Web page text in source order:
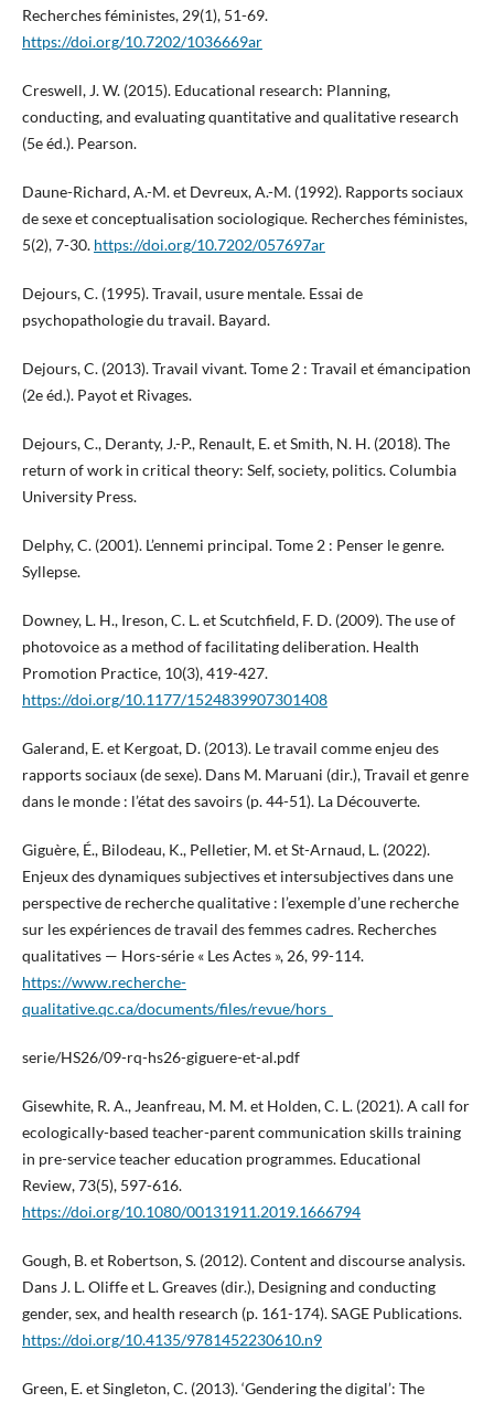
Recherches féministes, 29(1), 51-69.
https://doi.org/10.7202/1036669ar
Creswell, J. W. (2015). Educational research: Planning,
conducting, and evaluating quantitative and qualitative research
(5e éd.). Pearson.
Daune-Richard, A.-M. et Devreux, A.-M. (1992). Rapports sociaux
de sexe et conceptualisation sociologique. Recherches féministes,
5(2), 7-30. https://doi.org/10.7202/057697ar
Dejours, C. (1995). Travail, usure mentale. Essai de
psychopathologie du travail. Bayard.
Dejours, C. (2013). Travail vivant. Tome 2 : Travail et émancipation
(2e éd.). Payot et Rivages.
Dejours, C., Deranty, J.-P., Renault, E. et Smith, N. H. (2018). The
return of work in critical theory: Self, society, politics. Columbia
University Press.
Delphy, C. (2001). L’ennemi principal. Tome 2 : Penser le genre.
Syllepse.
Downey, L. H., Ireson, C. L. et Scutchfield, F. D. (2009). The use of
photovoice as a method of facilitating deliberation. Health
Promotion Practice, 10(3), 419-427.
https://doi.org/10.1177/1524839907301408
Galerand, E. et Kergoat, D. (2013). Le travail comme enjeu des
rapports sociaux (de sexe). Dans M. Maruani (dir.), Travail et genre
dans le monde : l’état des savoirs (p. 44-51). La Découverte.
Giguère, É., Bilodeau, K., Pelletier, M. et St-Arnaud, L. (2022).
Enjeux des dynamiques subjectives et intersubjectives dans une
perspective de recherche qualitative : l’exemple d’une recherche
sur les expériences de travail des femmes cadres. Recherches
qualitatives — Hors-série « Les Actes », 26, 99-114.
https://www.recherche-
qualitative.qc.ca/documents/files/revue/hors_
serie/HS26/09-rq-hs26-giguere-et-al.pdf
Gisewhite, R. A., Jeanfreau, M. M. et Holden, C. L. (2021). A call for
ecologically-based teacher-parent communication skills training
in pre-service teacher education programmes. Educational
Review, 73(5), 597-616.
https://doi.org/10.1080/00131911.2019.1666794
Gough, B. et Robertson, S. (2012). Content and discourse analysis.
Dans J. L. Oliffe et L. Greaves (dir.), Designing and conducting
gender, sex, and health research (p. 161-174). SAGE Publications.
https://doi.org/10.4135/9781452230610.n9
Green, E. et Singleton, C. (2013). ‘Gendering the digital’: The